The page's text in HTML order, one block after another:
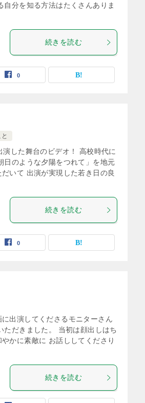
分を知る方法はたくさんありま
続きを読む
0
した舞台のビデオ！ 高校時代に
日のような夕陽をつれて」を地元
いて 出演が実現した若き日の良
続きを読む
0
出演してくださるモニターさん
だきました。 当初は顔出しはち
かに素敵に お話ししてくださり
続きを読む